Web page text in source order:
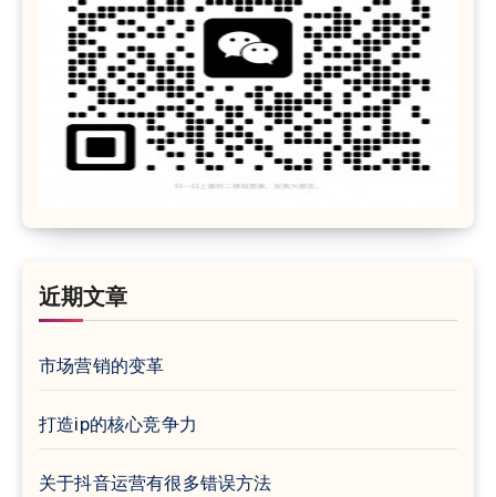
近期文章
市场营销的变革
打造ip的核心竞争力
关于抖音运营有很多错误方法